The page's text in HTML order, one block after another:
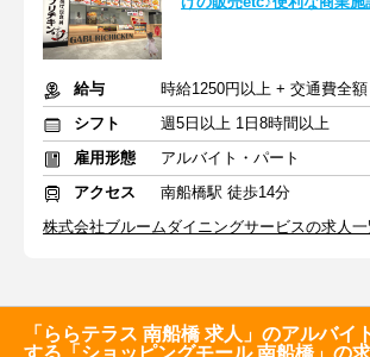
給与
時給1250円以上 + 交通費全額
シフト
週5日以上 1日8時間以上
雇用形態
アルバイト・パート
アクセス
南船橋駅 徒歩14分
株式会社ブルームダイニングサービスの求人
「ららテラス 南船橋 求人」のアルバイ
する「ショッピングモール 南船橋」の